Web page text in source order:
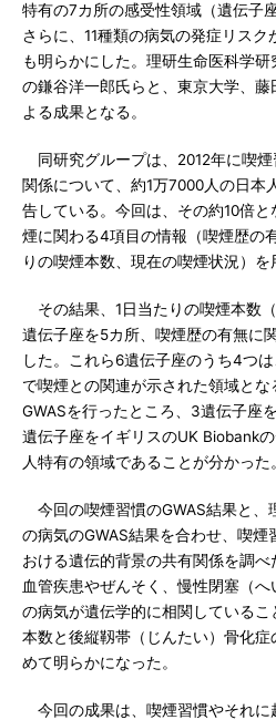
特有の7カ所の感受性領域（遺伝子
さらに、11種類の病気の発症リス
も明らかにした。理研生命医科学
の鎌谷洋一郎氏らと、東京大学、
よる成果となる。
同研究グループは、2012年に喫
関係について、約1万7000人の日本
告している。今回は、その約10倍
煙に関わる4項目の情報（喫煙歴の
りの喫煙本数、現在の喫煙状況）を
その結果、1日当たりの喫煙本数
遺伝子座を5カ所、喫煙歴の有無に
した。これら6遺伝子座のうち4つ
で喫煙との関連が示された領域と
GWASを行ったところ、3遺伝子座
遺伝子座をイギリスのUK Biobank
人特有の領域であることが分かった。
今回の喫煙習慣のGWAS結果と、
の病気のGWAS結果を合わせ、喫煙
おける遺伝的背景の共有関係を調
血管疾患やぜんそく、慢性閉塞（
の病気が遺伝学的に相関している
本数と後縦靱帯（じんたい）骨化
めて明らかになった。
今回の成果は、喫煙習慣やそれに